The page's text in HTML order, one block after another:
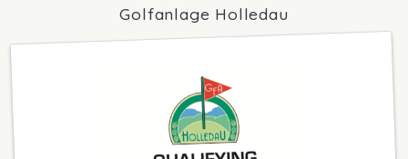
Golfanlage Holledau